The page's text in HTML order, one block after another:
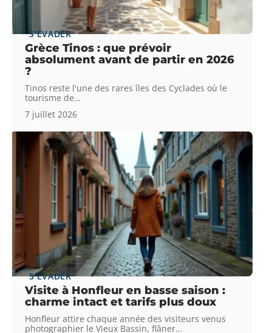
S'ÉVADER
Grèce Tinos : que prévoir
absolument avant de partir en 2026
?
Tinos reste l'une des rares îles des Cyclades où le
tourisme de…
7 juillet 2026
S'ÉVADER
Visite à Honfleur en basse saison :
charme intact et tarifs plus doux
Honfleur attire chaque année des visiteurs venus
photographier le Vieux Bassin, flâner…